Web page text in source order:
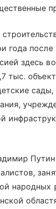
года после
здесь
тыс.
сады,
народных